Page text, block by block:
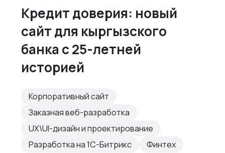
Кредит доверия: новый
сайт для кыргызского
банка с 25-летней
историей
Корпоративный сайт
Заказная веб-разработка
UX\UI-дизайн и проектирование
Разработка на 1С-Битрикс
Финтех